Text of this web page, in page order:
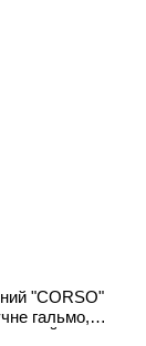
"CORSO"
гальмо,